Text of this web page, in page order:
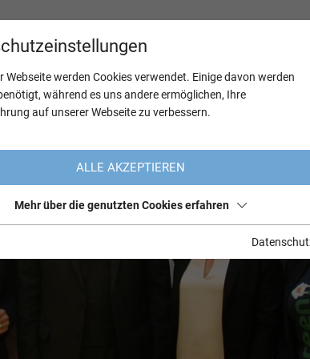
Webseite werden Cookies verwendet. Einige davon werden
während es uns andere ermöglichen, Ihre
auf unserer Webseite zu verbessern.
ALLE AKZEPTIEREN
Mehr über die genutzten Cookies erfahren